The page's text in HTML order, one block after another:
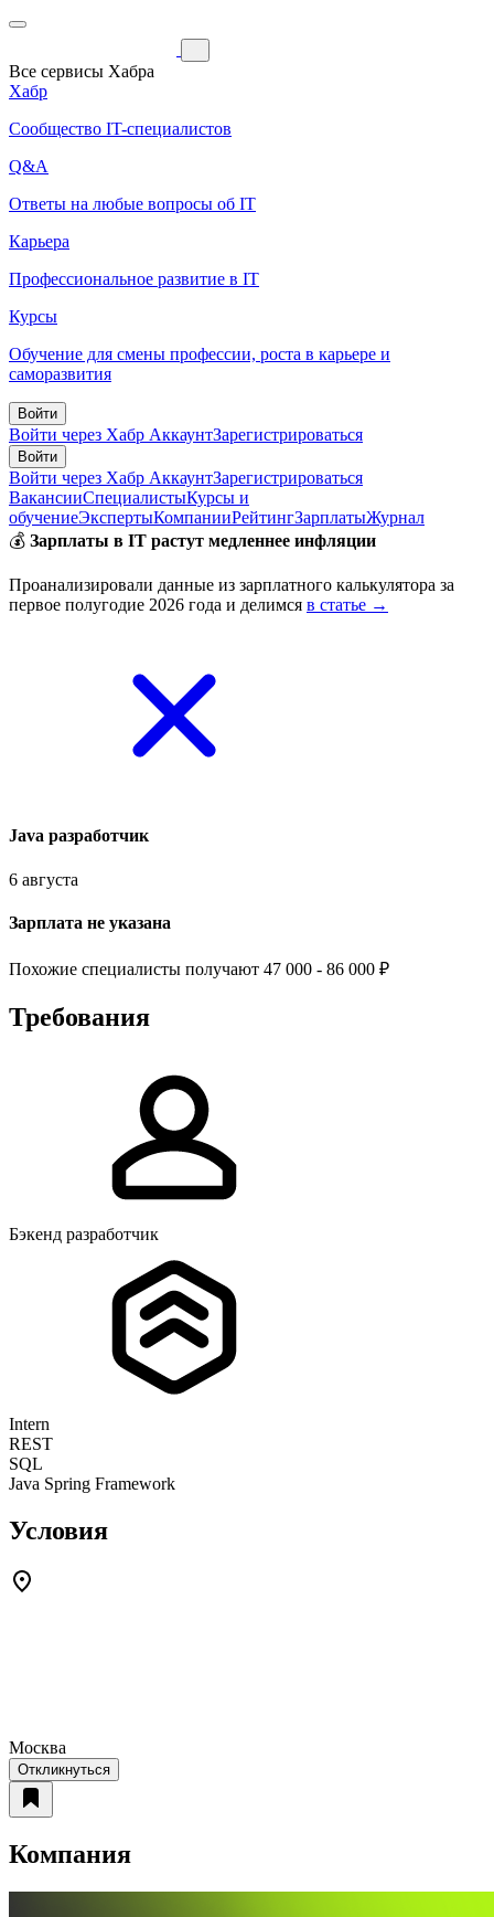
Все сервисы Хабра
Хабр
Сообщество IT-специалистов
Q&A
Ответы на любые вопросы об IT
Карьера
Профессиональное развитие в IT
Курсы
Обучение для смены профессии, роста в карьере и
саморазвития
Войти
Войти через Хабр АккаунтЗарегистрироваться
Войти
Войти через Хабр АккаунтЗарегистрироваться
ВакансииСпециалистыКурсы и
обучениеЭкспертыКомпанииРейтингЗарплатыЖурнал
💰 Зарплаты в IT растут медленнее инфляции
Проанализировали данные из зарплатного калькулятора за
первое полугодие 2026 года и делимся в статье →
Java разработчик
6 августа
Зарплата не указана
Похожие специалисты получают 47 000 - 86 000 ₽
Требования
Бэкенд разработчик
Intern
REST
SQL
Java Spring Framework
Условия
Москва
Откликнуться
Компания